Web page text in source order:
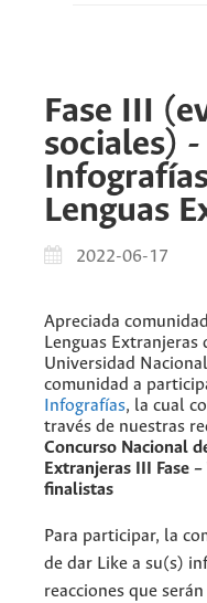
Fase III
sociales)
Lenguas
2022-06-17
Apreciada
Lenguas
Universidad
comunidad a
Infografías, la cual
través de nuestras
Concurso Nacional
Extranjeras
III Fase
finalistas
Para participar, la
de dar Like a su(s)
reacciones que